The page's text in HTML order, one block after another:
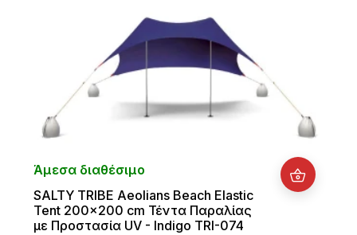
Άμεσα διαθέσιμο
SALTY TRIBE Aeolians Beach Elastic
Tent 200x200 cm Τέντα Παραλίας
με Προστασία UV - Indigo TRI-074